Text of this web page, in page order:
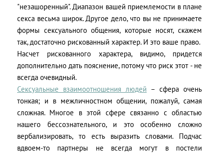
"незашоренный". Диапазон вашей приемлемости в плане
секса весьма широк. Другое дело, что вы не принимаете
формы сексуального общения, которые носят, скажем
так, достаточно рискованный характер. И это ваше право.
Насчет рискованного характера, видимо, придется
дополнительно дать пояснение, потому что риск этот - не
всегда очевидный.
Сексуальные взаимоотношения людей – сфера очень
тонкая; и в межличностном общении, пожалуй, самая
сложная. Многое в этой сфере связанно с областью
нашего бессознательного, и это особенно сложно
вербализировать, то есть выразить словами. Подчас
вдвоем-то партнеры не всегда могут в постели